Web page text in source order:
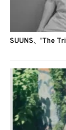
SUUNS、'The